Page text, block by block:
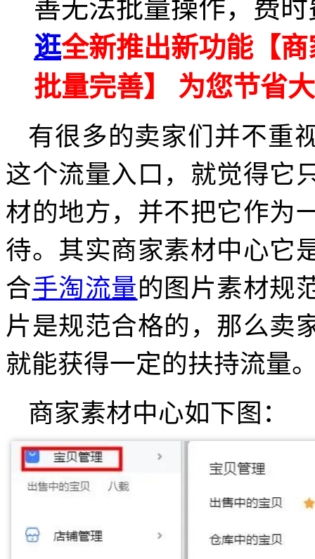
善无法批量操作，费
逛全新推出新功能【
批量完善】 为您节省
有很多的卖家们并不重
这个流量入口，就觉得它
材的地方，并不把它作为
待。其实商家素材中心它
合手淘流量的图片素材规
片是规范合格的，那么卖
就能获得一定的扶持流量
商家素材中心如下图：